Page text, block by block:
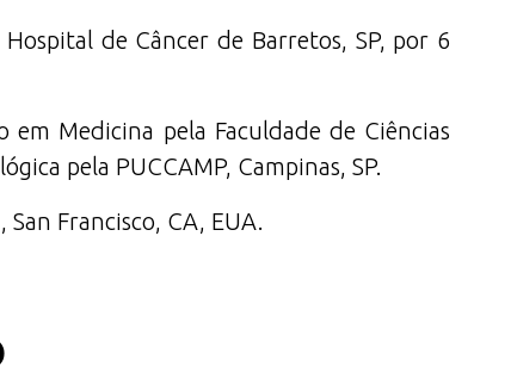
de Câncer de Barretos, SP, por 6
em Medicina pela Faculdade de Ciências
pela PUCCAMP, Campinas, SP.
Francisco, CA, EUA.